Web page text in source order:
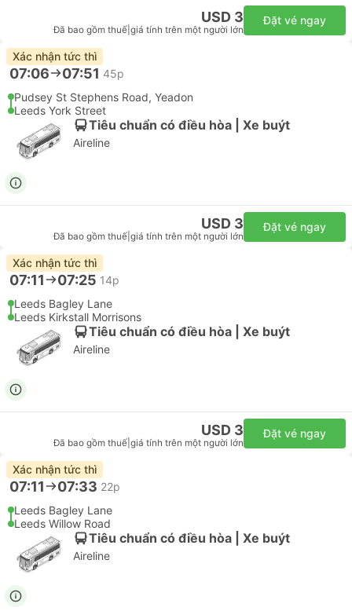
USD 3
Đã bao gồm thuế giá tính trên một người lớn
Đặt vé ngay
Xác nhận tức thì
07:06 07:51 45p
Pudsey St Stephens Road, Yeadon
Leeds York Street
Tiêu chuẩn có điều hòa | Xe buýt
Aireline
USD 3
Đã bao gồm thuế giá tính trên một người lớn
Đặt vé ngay
Xác nhận tức thì
07:11 07:25 14p
Leeds Bagley Lane
Leeds Kirkstall Morrisons
Tiêu chuẩn có điều hòa | Xe buýt
Aireline
USD 3
Đã bao gồm thuế giá tính trên một người lớn
Đặt vé ngay
Xác nhận tức thì
07:11 07:33 22p
Leeds Bagley Lane
Leeds Willow Road
Tiêu chuẩn có điều hòa | Xe buýt
Aireline